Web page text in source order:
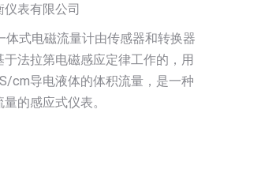
表有限公司
体式电磁流量计由传感器和转换器
法拉第电磁感应定律工作的，用
cm导电液体的体积流量，是一种
的感应式仪表。